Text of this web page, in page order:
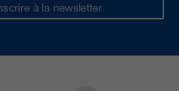
à la newsletter